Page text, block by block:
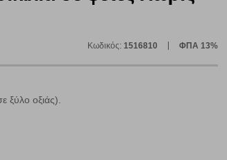
Κωδικός: 1516810 ΦΠΑ 13%
οξιάς).